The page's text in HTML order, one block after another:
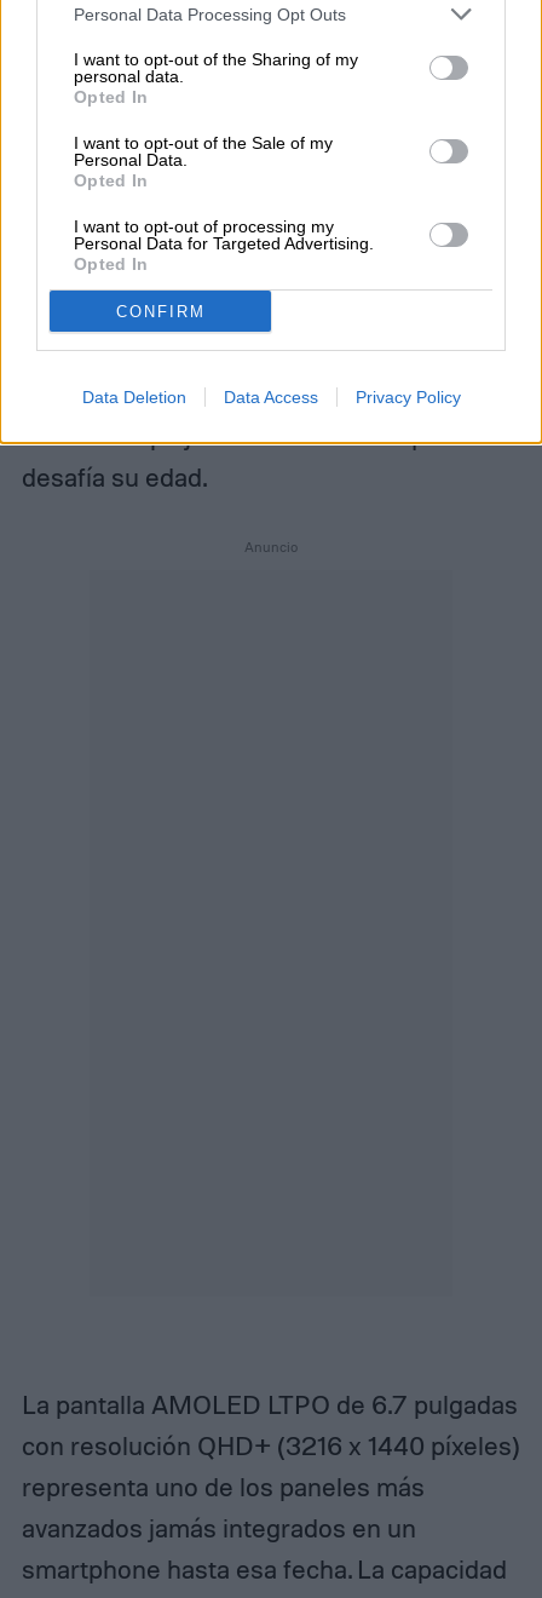
Personal Data Processing Opt Outs
I want to opt-out of the Sharing of my
personal data.
Opted In
I want to opt-out of the Sale of my
Personal Data.
Opted In
I want to opt-out of processing my
Personal Data for Targeted Advertising.
Opted In
CONFIRM
Data Deletion Data Access Privacy Policy
marcando un punto de inflexión
importante: la colaboración entre OnePlus
y la legendaria casa de fotografía
Hasselblad. Este fue el primer dispositivo
en presentar esta asociación, un factor que
demostró ser visión de futuro más que un
experimento pasajero. El Snapdragon 888
que impulsa este dispositivo ha alcanzado
su fin de vida en términos de soporte
oficial, sin embargo, continúa ejecutando
tareas complejas con una fluidez que
desafía su edad.
La pantalla AMOLED LTPO de 6.7 pulgadas
con resolución QHD+ (3216 x 1440 píxeles)
representa uno de los paneles más
avanzados jamás integrados en un
smartphone hasta esa fecha. La capacidad